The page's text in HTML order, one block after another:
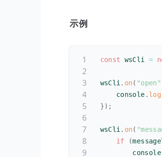
示例
const wsCli =
wsCli . on( "open"
    console
. log
}) ;
wsCli . on(
if
(
        console